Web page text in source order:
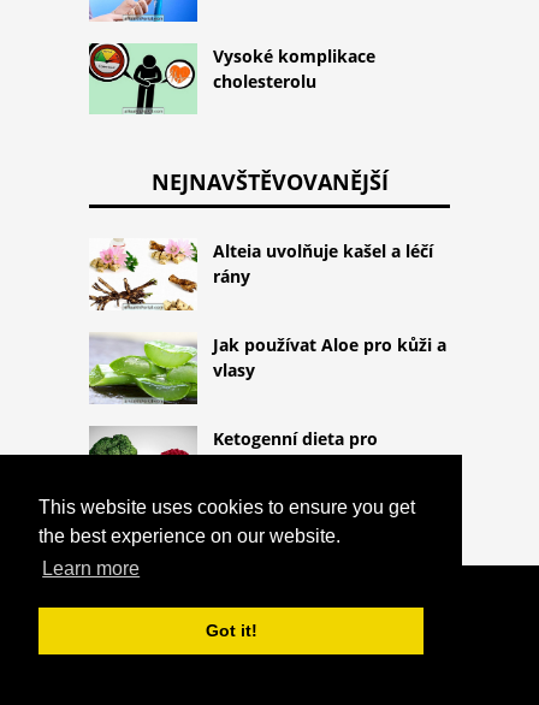
This website uses cookies to ensure you get
the best experience on our website.
Learn more
Got it!
Vysoké komplikace
cholesterolu
NEJNAVŠTĚVOVANĚJŠÍ
Alteia uvolňuje kašel a léčí
rány
Jak používat Aloe pro kůži a
vlasy
Ketogenní dieta pro
COPYRIGHT 2026
HTTPS://THELIGHTLIFEBLOG.COM